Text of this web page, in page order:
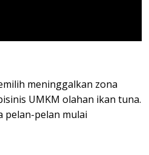
meninggalkan zona
UMKM olahan ikan tuna.
pelan-pelan mulai